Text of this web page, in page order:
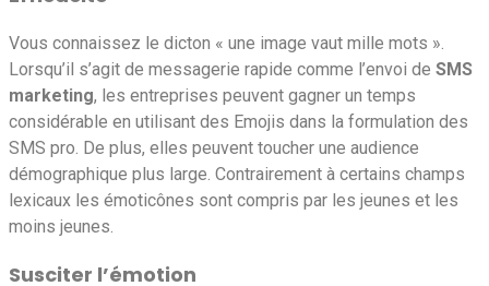
Vous connaissez le dicton « une image vaut mille mots ».
Lorsqu’il s’agit de messagerie rapide comme l’envoi de SMS
marketing, les entreprises peuvent gagner un temps
considérable en utilisant des Emojis dans la formulation des
SMS pro. De plus, elles peuvent toucher une audience
démographique plus large. Contrairement à certains champs
lexicaux les émoticônes sont compris par les jeunes et les
moins jeunes.
Susciter l’émotion